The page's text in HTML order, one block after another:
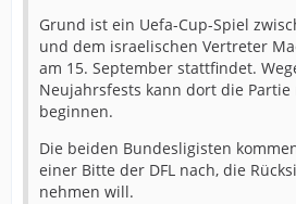
Grund ist ein Uefa-Cup-Spiel
und dem israelischen Vertreter
am 15. September stattfindet.
Neujahrsfests kann dort die
beginnen.
Die beiden Bundesligisten
einer Bitte der DFL nach, die
nehmen will.